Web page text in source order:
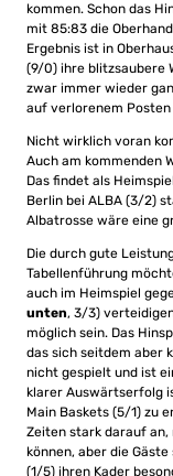
kommen. Schon das
mit 85:83 die
Ergebnis ist in
(9/0) ihre blitzsaubere
zwar immer wieder
auf verlorenem Posten
Nicht wirklich voran
Auch am kommenden
Das findet als
Berlin bei ALBA (3/2)
Albatrosse wäre eine
Die durch gute
Tabellenführung
auch im Heimspiel
unten, 3/3)
möglich sein. Das
das sich seitdem aber
nicht gespielt und ist
klarer Auswärtserfolg
Main Baskets (5/1) zu
Zeiten stark darauf
können, aber die
(1/5) ihren Kader